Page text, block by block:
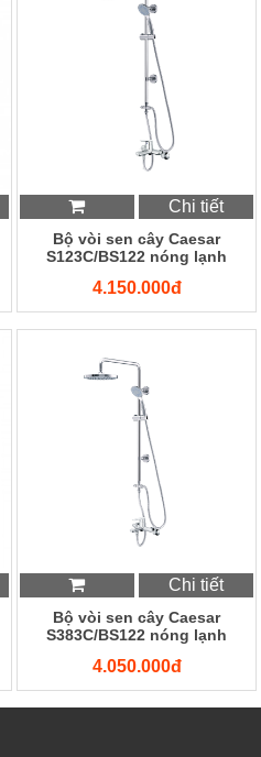
Chi tiết
Bộ vòi sen cây Caesar
S123C/BS122 nóng lạnh
4.150.000đ
Chi tiết
Bộ vòi sen cây Caesar
S383C/BS122 nóng lạnh
4.050.000đ